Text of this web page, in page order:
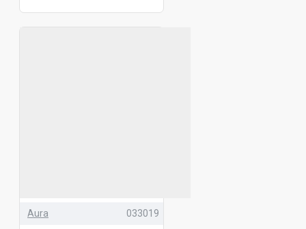
Aura 033019